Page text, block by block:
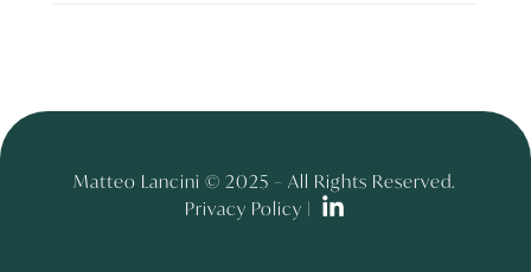
Matteo Lancini © 2025 – All Rights Reserved.
Privacy Policy |